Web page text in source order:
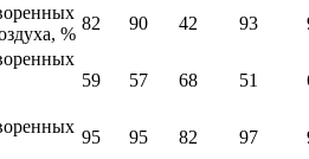
%
82 90 42 93
59 57 68 51
95 95 82 97